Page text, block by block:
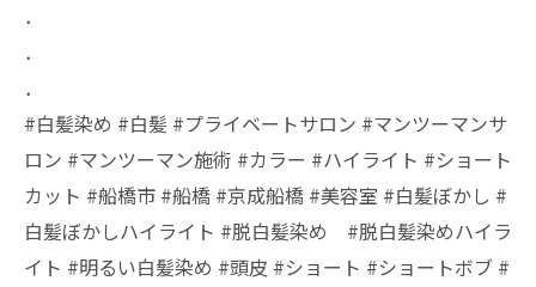
．
．
．
#白髪染め #白髪 #プライベートサロン #マンツーマンサ
ロン #マンツーマン施術 #カラー #ハイライト #ショート
カット #船橋市 #船橋 #京成船橋 #美容室 #白髪ぼかし #
白髪ぼかしハイライト #脱白髪染め #脱白髪染めハイラ
イト #明るい白髪染め #頭皮 #ショート #ショートボブ #